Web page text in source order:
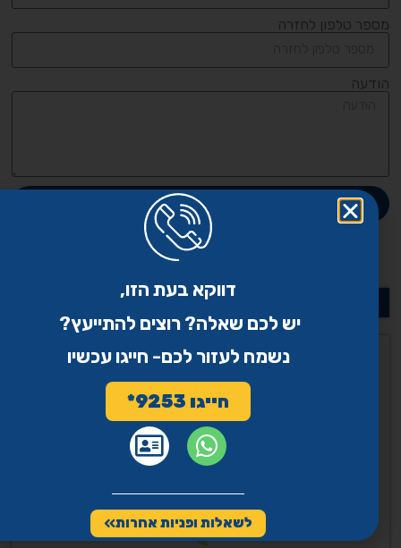
מספר טלפון לחזרה
הודעה
חזרו אלי
דווקא בעת הזו,
יש לכם שאלה? רוצים להתייעץ?
נשמח לעזור לכם- חייגו עכשיו
חייגו 9253*
לשאלות ופניות אחרות